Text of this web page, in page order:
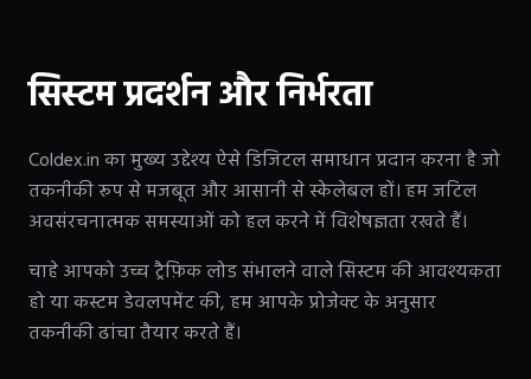
सिस्टम प्रदर्शन और निर्भरता
Coldex.in का मुख्य उद्देश्य ऐसे डिजिटल समाधान प्रदान करना है जो
तकनीकी रूप से मजबूत और आसानी से स्केलेबल हों। हम जटिल
अवसंरचनात्मक समस्याओं को हल करने में विशेषज्ञता रखते हैं।
चाहे आपको उच्च ट्रैफ़िक लोड संभालने वाले सिस्टम की आवश्यकता
हो या कस्टम डेवलपमेंट की, हम आपके प्रोजेक्ट के अनुसार
तकनीकी ढांचा तैयार करते हैं।